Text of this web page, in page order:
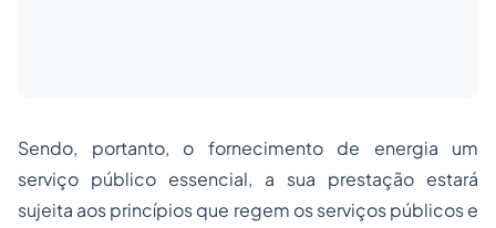
Sendo, portanto, o fornecimento de energia um
serviço público essencial, a sua prestação estará
sujeita aos princípios que regem os serviços públicos e